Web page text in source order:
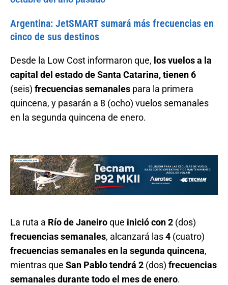
Argentina: JetSMART sumará más frecuencias en
cinco de sus destinos
Desde la Low Cost informaron que, los vuelos a la
capital del estado de Santa Catarina, tienen 6
(seis) frecuencias semanales para la primera
quincena, y pasarán a 8 (ocho) vuelos semanales
en la segunda quincena de enero.
La ruta a Río de Janeiroque inició con 2 (dos)
frecuencias semanales, alcanzará las4 (cuatro)
frecuencias semanales en la segunda quincena,
mientras que San Pablo tendrá 2 (dos) frecuencias
semanales durante todo el mes de enero.